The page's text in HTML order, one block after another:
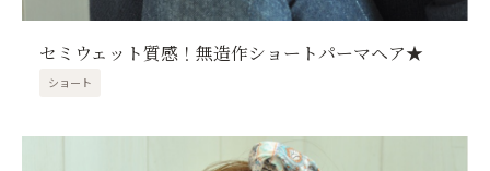
セミウェット質感！無造作ショートパーマヘア★
ショート